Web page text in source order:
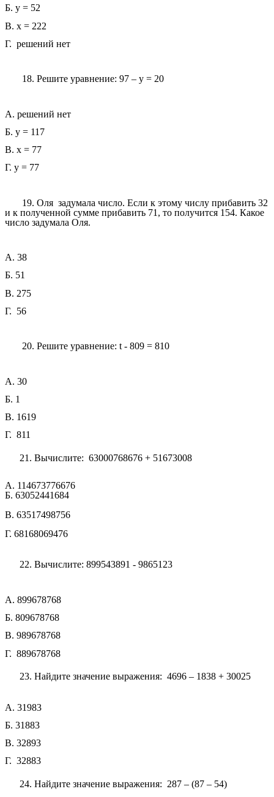
Б. y = 52
В. x = 222
Г. решений нет
18. Решите уравнение: 97 – y = 20
А. решений нет
Б. y = 117
В. x = 77
Г. y = 77
19. Оля задумала число. Если к этому числу прибавить 32
и к полученной сумме прибавить 71, то получится 154. Какое
число задумала Оля.
А. 38
Б. 51
В. 275
Г. 56
20. Решите уравнение: t - 809 = 810
А. 30
Б. 1
В. 1619
Г. 811
21. Вычислите: 63000768676 + 51673008
А. 114673776676
Б. 63052441684
В. 63517498756
Г. 68168069476
22. Вычислите: 899543891 - 9865123
А. 899678768
Б. 809678768
В. 989678768
Г. 889678768
23. Найдите значение выражения: 4696 – 1838 + 30025
А. 31983
Б. 31883
В. 32893
Г. 32883
24. Найдите значение выражения: 287 – (87 – 54)